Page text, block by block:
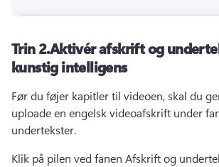
Trin 2.Aktivér afskrift og
kunstig intelligens
Før du føjer kapitler til videoen, skal du
uploade en engelsk videoafskrift under
undertekster.
Klik på pilen ved fanen Afskrift og